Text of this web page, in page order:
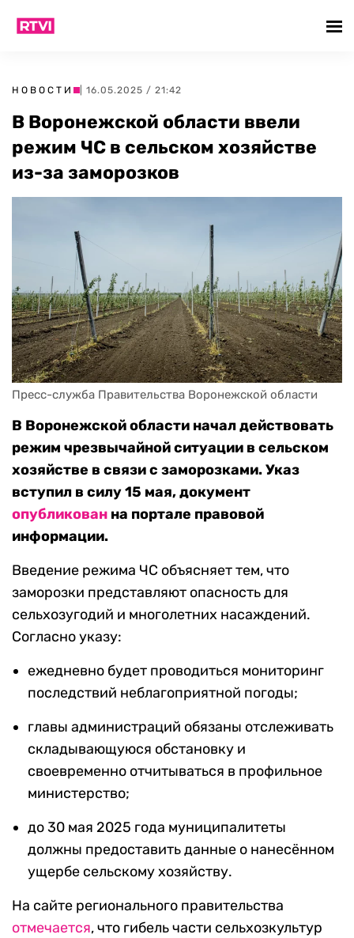
НОВОСТИ | 16.05.2025 / 21:42
В Воронежской области ввели
режим ЧС в сельском хозяйстве
из-за заморозков
Пресс-служба Правительства Воронежской области
В Воронежской области начал действовать
режим чрезвычайной ситуации в сельском
хозяйстве в связи с заморозками. Указ
вступил в силу 15 мая, документ
опубликован на портале правовой
информации.
Введение режима ЧС объясняет тем, что
заморозки представляют опасность для
сельхозугодий и многолетних насаждений.
Согласно указу:
ежедневно будет проводиться мониторинг
последствий неблагоприятной погоды;
главы администраций обязаны отслеживать
складывающуюся обстановку и
своевременно отчитываться в профильное
министерство;
до 30 мая 2025 года муниципалитеты
должны предоставить данные о нанесённом
ущербе сельскому хозяйству.
На сайте регионального правительства
отмечается, что гибель части сельхозкультур